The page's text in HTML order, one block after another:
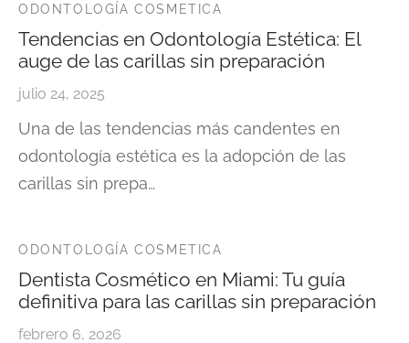
ODONTOLOGÍA COSMETICA
Tendencias en Odontología Estética: El
auge de las carillas sin preparación
julio 24, 2025
Una de las tendencias más candentes en
odontología estética es la adopción de las
carillas sin prepa…
ODONTOLOGÍA COSMETICA
Dentista Cosmético en Miami: Tu guía
definitiva para las carillas sin preparación
febrero 6, 2026